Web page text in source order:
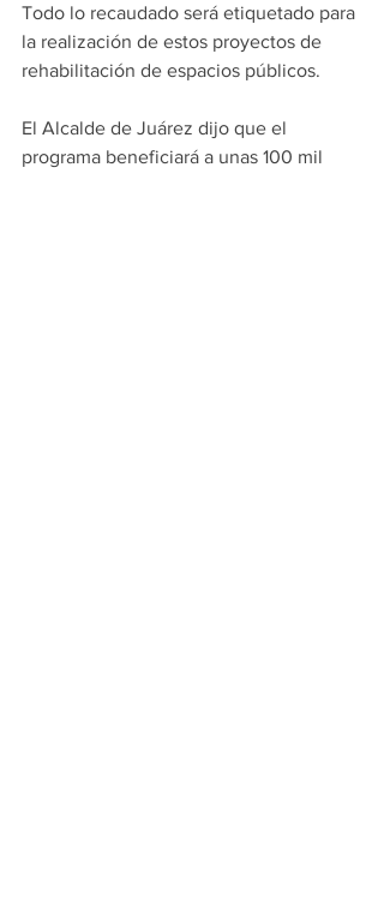
Todo lo recaudado será etiquetado para
la realización de estos proyectos de
rehabilitación de espacios públicos.
El Alcalde de Juárez dijo que el
programa beneficiará a unas 100 mil